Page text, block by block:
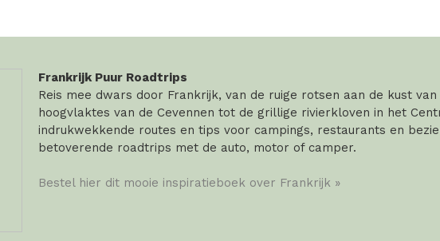
Frankrijk Puur Roadtrips
Reis mee dwars door Frankrijk, van de ruige rotsen aan de kust
hoogvlaktes van de Cevennen tot de grillige rivierkloven in het
indrukwekkende routes en tips voor campings, restaurants en
betoverende roadtrips met de auto, motor of camper.
Bestel hier dit mooie inspiratieboek over Frankrijk »